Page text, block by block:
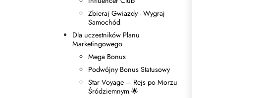
Zbieraj Gwiazdy - Wygraj
Samochód
Dla uczestników Planu
Marketingowego
Mega Bonus
Podwójny Bonus Statusowy
Star Voyage – Rejs po Morzu
Śródziemnym 🌟